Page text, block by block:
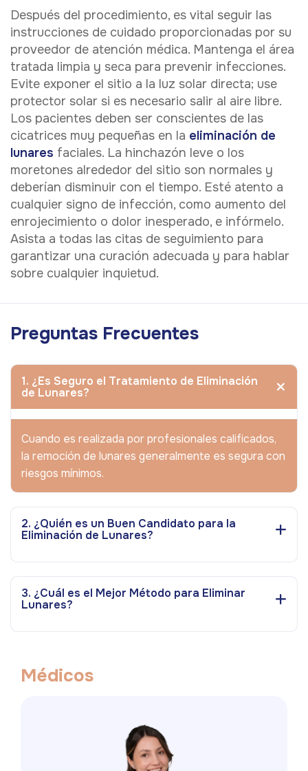
Después del procedimiento, es vital seguir las
instrucciones de cuidado proporcionadas por su
proveedor de atención médica. Mantenga el área
tratada limpia y seca para prevenir infecciones.
Evite exponer el sitio a la luz solar directa; use
protector solar si es necesario salir al aire libre.
Los pacientes deben ser conscientes de las
cicatrices muy pequeñas en la eliminación de
lunares faciales. La hinchazón leve o los
moretones alrededor del sitio son normales y
deberían disminuir con el tiempo. Esté atento a
cualquier signo de infección, como aumento del
enrojecimiento o dolor inesperado, e infórmelo.
Asista a todas las citas de seguimiento para
garantizar una curación adecuada y para hablar
sobre cualquier inquietud.
Preguntas Frecuentes
1. ¿Es Seguro el Tratamiento de Eliminación
de Lunares?
Cuando es realizada por profesionales calificados,
la remoción de lunares generalmente es segura con
riesgos mínimos.
2. ¿Quién es un Buen Candidato para la
Eliminación de Lunares?
3. ¿Cuál es el Mejor Método para Eliminar
Lunares?
Médicos